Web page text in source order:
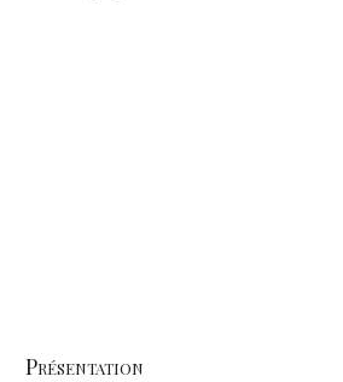
Présentation